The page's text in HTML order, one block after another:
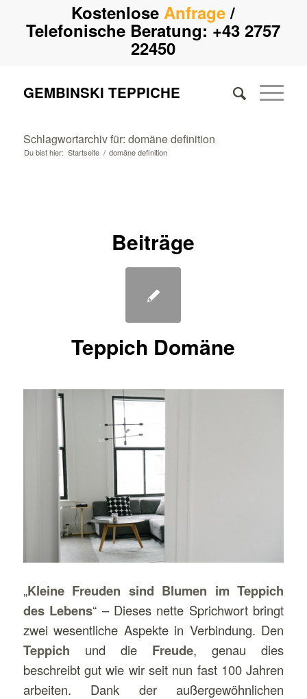
KostenloseAnfrage/
Telefonische Beratung:+43 2757
22450
GEMBINSKI TEPPICHE
Schlagwortarchiv für: domäne definition
Du bist hier: Startseite / domäne definition
Beiträge
Teppich Domäne
„Kleine Freuden sind Blumen im Teppich
des Lebens“ – Dieses nette Sprichwort bringt
zwei wesentliche Aspekte in Verbindung. Den
Teppich und die Freude, genau dies
beschreibt gut wie wir seit nun fast 100 Jahren
arbeiten. Dank der außergewöhnlichen